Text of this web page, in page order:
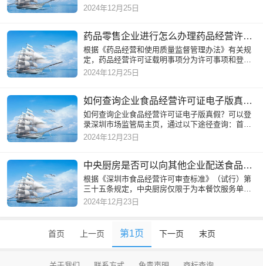
的，药品经营企业应当在有效期届满前六个月至两
2024年12月25日
药品零售企业进行怎么办理药品经营许可证变更？
根据《药品经营和使用质量监督管理办法》有关规
定，药品经营许可证载明事项分为许可事项和登记
事项。许可事项是指经营地址、经营范围、经营方
2024年12月25日
如何查询企业食品经营许可证电子版真假？
如何查询企业食品经营许可证电子版真假？可以登
录深圳市场监管局主页，通过以下途径查询：首页
> 政务服务 > 信息查询 > 许可审批分类信息查询其
2024年12月23日
中央厨房是否可以向其他企业配送食品成品或半成品？
根据《深圳市食品经营许可审查标准》（试行）第
三十五条规定，中央厨房仅限于为本餐饮服务单位
所属（含加盟）的餐饮门店配送食品成品或半成
2024年12月23日
首页 上一页 第1页 下一页 末页